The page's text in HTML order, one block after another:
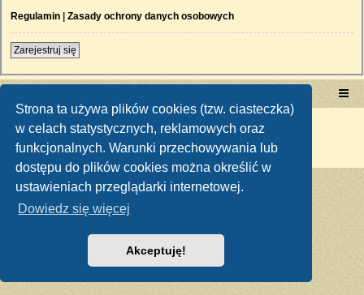
Strona ta używa plików cookies (tzw. ciasteczka)
w celach statystycznych, reklamowych oraz
funkcjonalnych. Warunki przechowywania lub
dostępu do plików cookies można określić w
ustawieniach przeglądarki internetowej.
Dowiedz się więcej
Akceptuję!
Regulamin | Zasady ochrony danych osobowych
Zarejestruj się
Technologię dostarcza phpBB ® Forum Software © phpBB Limited
Polski pakiet językowy dostarcza
Zasady ochrony danych osobowych|Regulamin